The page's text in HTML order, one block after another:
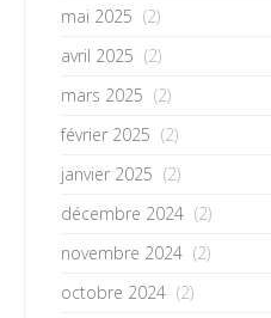
mai 2025 (2)
avril 2025 (2)
mars 2025 (2)
février 2025 (2)
janvier 2025 (2)
décembre 2024 (2)
novembre 2024 (2)
octobre 2024 (2)